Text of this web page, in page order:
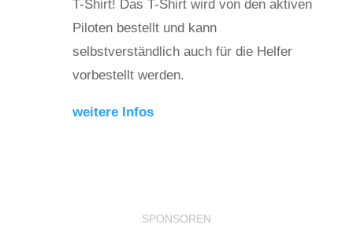
T-Shirt! Das T-Shirt wird von den aktiven
Piloten bestellt und kann
selbstverständlich auch für die Helfer
vorbestellt werden.
weitere Infos
SPONSOREN